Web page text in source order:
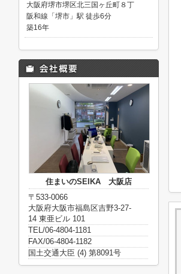
大阪府堺市堺区北三国ヶ丘町８丁
阪和線「堺市」駅 徒歩6分
築16年
住まいのSEIKA 大阪店
〒533-0066
大阪府大阪市福島区吉野3-27-
14 東亜ビル 101
TEL/06-4804-1181
FAX/06-4804-1182
国土交通大臣 (4) 第8091号